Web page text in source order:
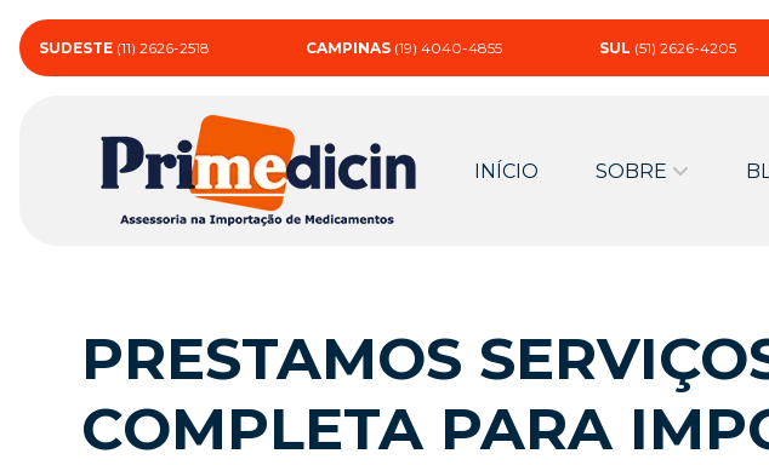
SUDESTE (11) 2626-2518 CAMPINAS (19) 4040-4855 SUL (51) 2626-4205
INÍCIO SOBRE
PRESTAMOS
COMPLETA PARA